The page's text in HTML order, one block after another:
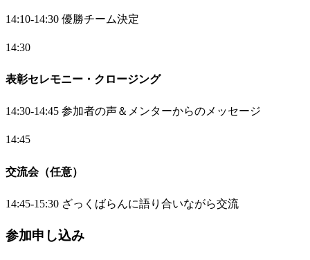
14:10-14:30 優勝チーム決定
14:30
表彰セレモニー・クロージング
14:30-14:45 参加者の声＆メンターからのメッセージ
14:45
交流会（任意）
14:45-15:30 ざっくばらんに語り合いながら交流
参加申し込み